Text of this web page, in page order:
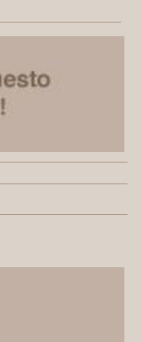
more characters for